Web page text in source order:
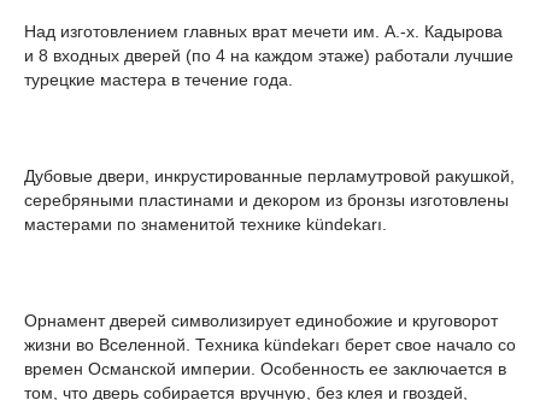
Над изготовлением главных врат мечети им. А.-х. Кадырова
и 8 входных дверей (по 4 на каждом этаже) работали лучшие
турецкие мастера в течение года.
Дубовые двери, инкрустированные перламутровой ракушкой,
серебряными пластинами и декором из бронзы изготовлены
мастерами по знаменитой технике kündekarı.
Орнамент дверей символизирует единобожие и круговорот
жизни во Вселенной. Техника kündekarı берет свое начало со
времен Османской империи. Особенность ее заключается в
том, что дверь собирается вручную, без клея и гвоздей,